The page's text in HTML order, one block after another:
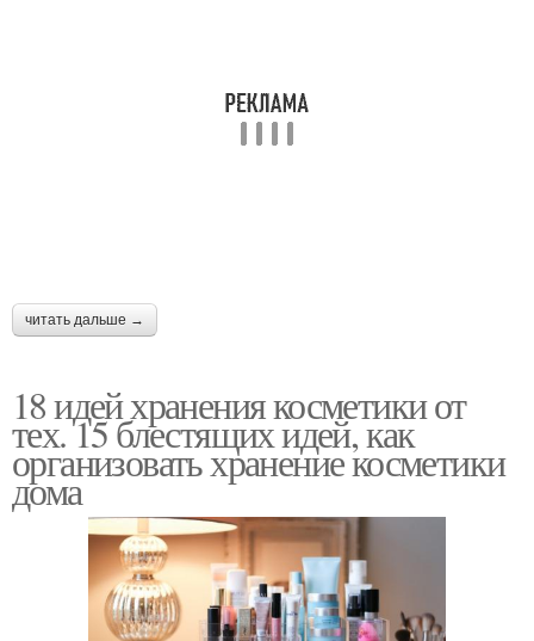
читать дальше →
18 идей хранения косметики от
тех. 15 блестящих идей, как
организовать хранение косметики
дома